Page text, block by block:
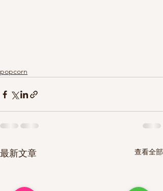
popcorn
最新文章 查看全部